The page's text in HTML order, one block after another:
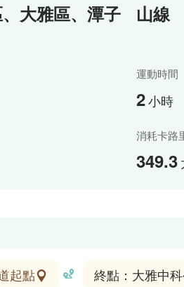
大雅區、潭子
山線
運動時間
2小時
消耗卡路
349.3
起點 終點：大雅中